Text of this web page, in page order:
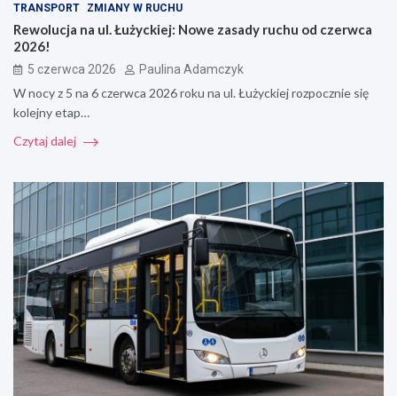
TRANSPORT ZMIANY W RUCHU
Rewolucja na ul. Łużyckiej: Nowe zasady ruchu od czerwca
2026!
5 czerwca 2026 Paulina Adamczyk
W nocy z 5 na 6 czerwca 2026 roku na ul. Łużyckiej rozpocznie się
kolejny etap…
Czytaj dalej